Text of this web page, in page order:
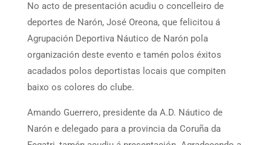
No acto de presentación acudiu o concelleiro de
deportes de Narón, José Oreona, que felicitou á
Agrupación Deportiva Náutico de Narón pola
organización deste evento e tamén polos éxitos
acadados polos deportistas locais que compiten
baixo os colores do clube.
Amando Guerrero, presidente da A.D. Náutico de
Narón e delegado para a provincia da Coruña da